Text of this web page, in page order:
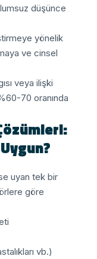
düşünce
yönelik
ve cinsel
veya ilişki
70 oranında
uyan tek bir
göre
vb.)